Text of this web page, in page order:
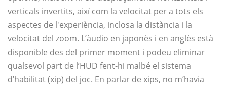
verticals invertits, així com la velocitat per a tots els
aspectes de l'experiència, inclosa la distància i la
velocitat del zoom. L’àudio en japonès i en anglès està
disponible des del primer moment i podeu eliminar
qualsevol part de l’HUD fent-hi malbé el sistema
d’habilitat (xip) del joc. En parlar de xips, no m’havia